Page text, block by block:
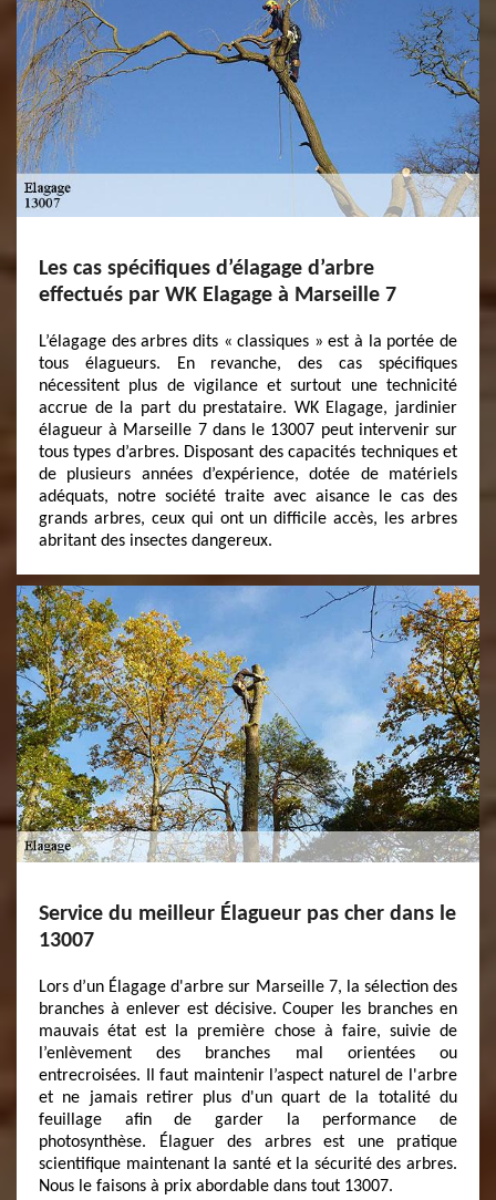
Les cas spécifiques d’élagage d’arbre
effectués par WK Elagage à Marseille 7
L’élagage des arbres dits « classiques » est à la portée de
tous élagueurs. En revanche, des cas spécifiques
nécessitent plus de vigilance et surtout une technicité
accrue de la part du prestataire. WK Elagage, jardinier
élagueur à Marseille 7 dans le 13007 peut intervenir sur
tous types d’arbres. Disposant des capacités techniques et
de plusieurs années d’expérience, dotée de matériels
adéquats, notre société traite avec aisance le cas des
grands arbres, ceux qui ont un difficile accès, les arbres
abritant des insectes dangereux.
Service du meilleur Élagueur pas cher dans le
13007
Lors d’un Élagage d'arbre sur Marseille 7, la sélection des
branches à enlever est décisive. Couper les branches en
mauvais état est la première chose à faire, suivie de
l’enlèvement des branches mal orientées ou
entrecroisées. Il faut maintenir l’aspect naturel de l'arbre
et ne jamais retirer plus d'un quart de la totalité du
feuillage afin de garder la performance de
photosynthèse. Élaguer des arbres est une pratique
scientifique maintenant la santé et la sécurité des arbres.
Nous le faisons à prix abordable dans tout 13007.